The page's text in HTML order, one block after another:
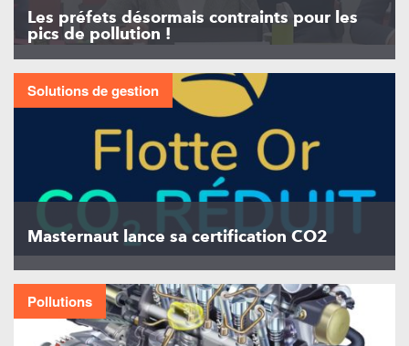
Les préfets désormais contraints pour les
pics de pollution !
Solutions de gestion
Masternaut lance sa certification CO2
Pollutions